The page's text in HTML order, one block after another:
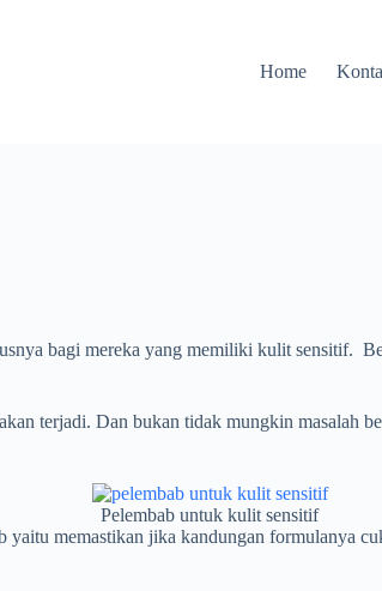
Home
bagi mereka yang memiliki kulit sensitif.
terjadi. Dan bukan tidak mungkin masalah
Pelembab untuk kulit sensitif
memastikan jika kandungan formulanya